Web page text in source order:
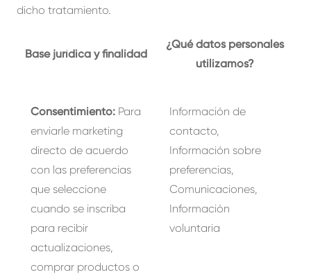
dicho tratamiento.
Base jurídica y finalidad
¿Qué datos personales
utilizamos?
Consentimiento: Para
enviarle marketing
directo de acuerdo
con las preferencias
que seleccione
cuando se inscriba
para recibir
actualizaciones,
comprar productos o
Información de
contacto,
Información sobre
preferencias,
Comunicaciones,
Información
voluntaria